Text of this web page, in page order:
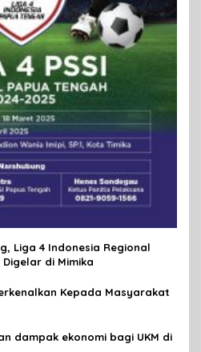
Liga 4 Indonesia Regional
di Mimika
Kepada Masyarakat
dampak ekonomi bagi UKM di